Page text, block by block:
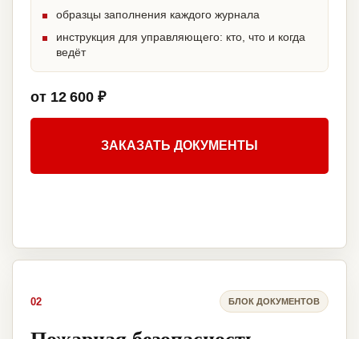
образцы заполнения каждого журнала
инструкция для управляющего: кто, что и когда
ведёт
от 12 600 ₽
ЗАКАЗАТЬ ДОКУМЕНТЫ
02 БЛОК ДОКУМЕНТОВ